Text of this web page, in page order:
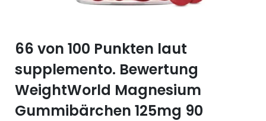
66 von 100 Punkten laut
supplemento. Bewertung
WeightWorld Magnesium
Gummibärchen 125mg 90